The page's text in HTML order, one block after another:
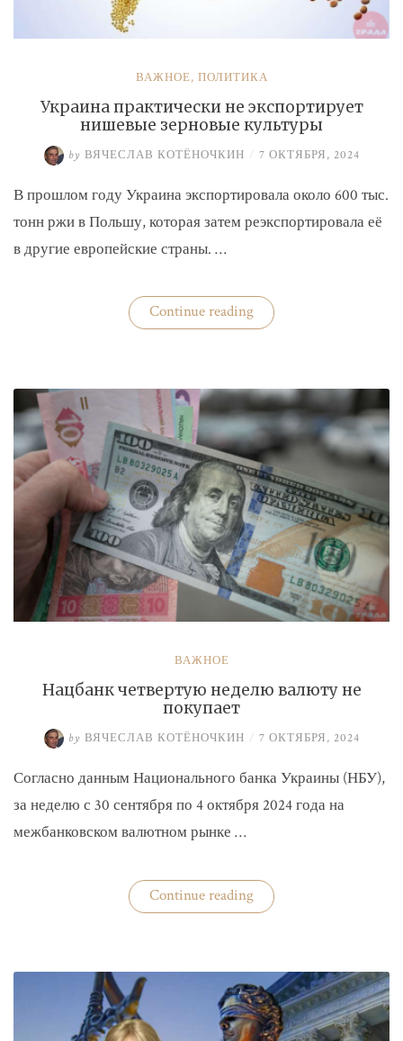
ВАЖНОЕ, ПОЛИТИКА
Украина практически не экспортирует
нишевые зерновые культуры
by ВЯЧЕСЛАВ КОТЁНОЧКИН / 7 ОКТЯБРЯ, 2024
В прошлом году Украина экспортировала около 600 тыс.
тонн ржи в Польшу, которая затем реэкспортировала её
в другие европейские страны. …
Continue reading«Украина
практически
зерновые
культуры»
ВАЖНОЕ
Нацбанк четвертую неделю валюту не
покупает
by ВЯЧЕСЛАВ КОТЁНОЧКИН / 7 ОКТЯБРЯ, 2024
Согласно данным Национального банка Украины (НБУ),
за неделю с 30 сентября по 4 октября 2024 года на
межбанковском валютном рынке …
Continue reading«Нацбанк
четвертую
покупает»